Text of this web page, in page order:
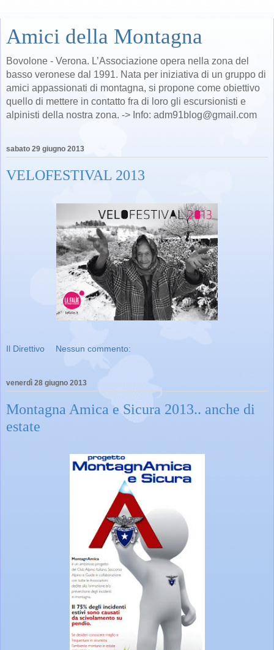
Amici della Montagna
Bovolone - Verona. L’Associazione opera nella zona del
basso veronese dal 1991. Nata per iniziativa di un gruppo di
amici appassionati di montagna, si propone come obiettivo
quello di mettere in contatto fra di loro gli escursionisti e
alpinisti della nostra zona. -> Info: adm91blog@gmail.com
sabato 29 giugno 2013
VELOFESTIVAL 2013
Il Direttivo Nessun commento:
venerdì 28 giugno 2013
Montagna Amica e Sicura 2013.. anche di
estate